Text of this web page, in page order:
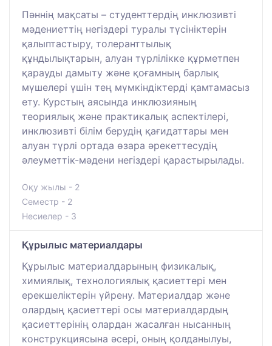
Пәннің мақсаты – студенттердің инклюзивті
мәдениеттің негіздері туралы түсініктерін
қалыптастыру, толеранттылық
құндылықтарын, алуан түрлілікке құрметпен
қарауды дамыту және қоғамның барлық
мүшелері үшін тең мүмкіндіктерді қамтамасыз
ету. Курстың аясында инклюзияның
теориялық және практикалық аспектілері,
инклюзивті білім берудің қағидаттары мен
алуан түрлі ортада өзара әрекеттесудің
әлеуметтік-мәдени негіздері қарастырылады.
Оқу жылы - 2
Семестр - 2
Несиелер - 3
Құрылыс материалдары
Құрылыс материалдарының физикалық,
химиялық, технологиялық қасиеттері мен
ерекшеліктерін үйрену. Материалдар және
олардың қасиеттері осы материалдардың
қасиеттерінің олардан жасалған нысанның
конструкциясына әсері, оның қолданылуы,